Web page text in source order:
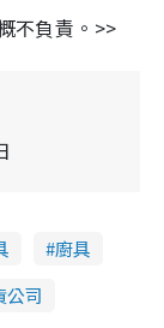
不負責。>>
廚具
公司